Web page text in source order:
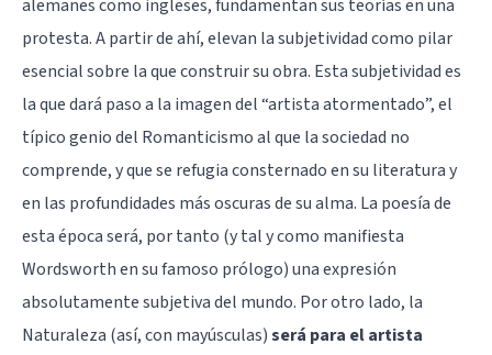
alemanes como ingleses, fundamentan sus teorías en una
protesta. A partir de ahí, elevan la subjetividad como pilar
esencial sobre la que construir su obra. Esta subjetividad es
la que dará paso a la imagen del “artista atormentado”, el
típico genio del Romanticismo al que la sociedad no
comprende, y que se refugia consternado en su literatura y
en las profundidades más oscuras de su alma. La poesía de
esta época será, por tanto (y tal y como manifiesta
Wordsworth en su famoso prólogo) una expresión
absolutamente subjetiva del mundo. Por otro lado, la
Naturaleza (así, con mayúsculas)será para el artista